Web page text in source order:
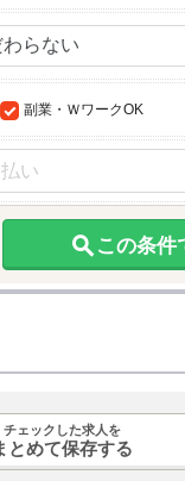
副業・ＷワークOK
この条件
チェックした求人を
とめて保存する